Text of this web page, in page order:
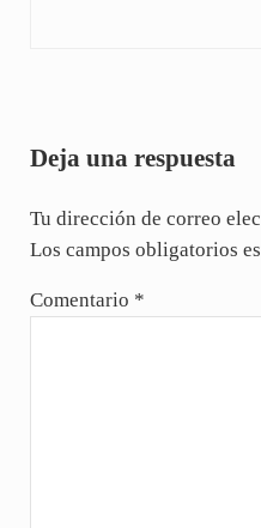
Deja una respuesta
Tu dirección de correo
Los campos obligatorios
Comentario *